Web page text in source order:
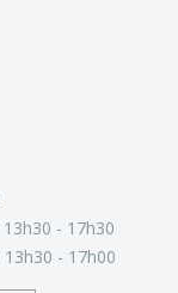
13h30 - 17h30
13h30 - 17h00